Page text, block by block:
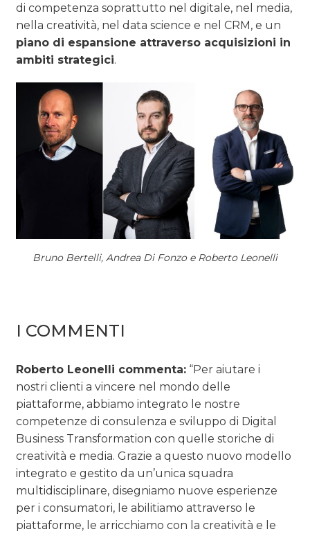
di competenza soprattutto nel digitale, nel media,
nella creatività, nel data science e nel CRM, e un
piano di espansione attraverso acquisizioni in
ambiti strategici.
Bruno Bertelli, Andrea Di Fonzo e Roberto Leonelli
I COMMENTI
Roberto Leonelli commenta: “Per aiutare i
nostri clienti a vincere nel mondo delle
piattaforme, abbiamo integrato le nostre
competenze di consulenza e sviluppo di Digital
Business Transformation con quelle storiche di
creatività e media. Grazie a questo nuovo modello
integrato e gestito da un’unica squadra
multidisciplinare, disegniamo nuove esperienze
per i consumatori, le abilitiamo attraverso le
piattaforme, le arricchiamo con la creatività e le